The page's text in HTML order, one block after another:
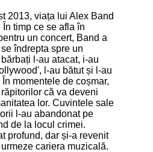
2013, viața lui Alex Band
timp ce se afla în
un concert, Band a
îndrepta spre un
l-au atacat, i-au
l-au bătut și l-au
momentele de coșmar,
că va deveni
lor. Cuvintele sale
l-au abandonat pe
de la locul crimei.
profund, dar și-a revenit
cariera muzicală.